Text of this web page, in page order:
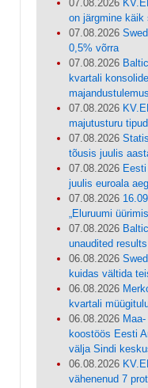
07.08.2026
on järgmine käik
07.08.2026
0,5% võrra
07.08.2026
kvartali
07.08.2026
majutusturu
07.08.2026
tõusis juulis
07.08.2026
juulis euroala
07.08.2026
„Eluruumi
07.08.2026
unaudited
06.08.2026
kuidas vältida
06.08.2026
kvartali
06.08.2026
koostöös Eesti
välja Sindi
06.08.2026
vähenenud 7